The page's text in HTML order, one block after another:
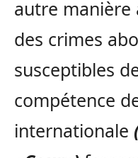
autre manière
des crimes
susceptibles
compétence
internationale